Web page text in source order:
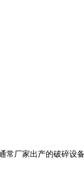
常厂家出产的破碎设